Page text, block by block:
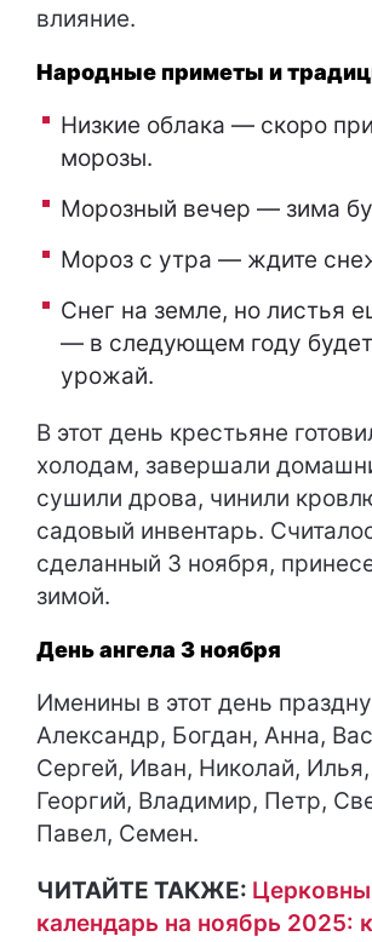
влияние.
Народные приметы и
Низкие облака — скоро
морозы.
Морозный вечер — зима
Мороз с утра — ждите
Снег на земле, но листья
— в следующем году
урожай.
В этот день крестьяне
холодам, завершали
сушили дрова, чинили
садовый инвентарь.
сделанный 3 ноября,
зимой.
День ангела 3 ноября
Именины в этот день
Александр, Богдан, Анна,
Сергей, Иван, Николай,
Георгий, Владимир, Петр,
Павел, Семен.
ЧИТАЙТЕ ТАКЖЕ:
календарь на ноябрь 2025: